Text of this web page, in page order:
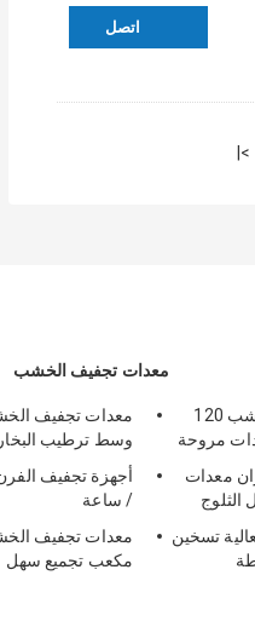
اتصل
>|
معدات تجفيف الخشب
وسط ترطيب البخار
/ ساعة
مكعب تجميع سهل
3 كيلوواط محرك غرفة تجفيف الخشب 120
معدات
تسخين